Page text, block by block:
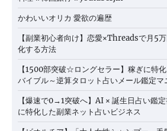
かわいいオリカ 愛欲の遍歴
【副業初心者向け】恋愛×Threadsで月5
化する方法
【1500部突破☆ロングセラー】稼ぎに特
バイブル～逆算タロット占いメール鑑定マ
【爆速で0→1突破へ】AI × 誕生日占い鑑
に特化した副業ネット占いビジネス